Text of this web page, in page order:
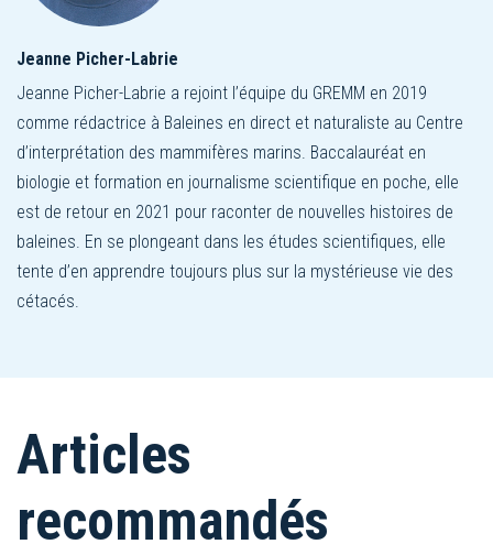
Jeanne Picher-Labrie
Jeanne Picher-Labrie a rejoint l’équipe du GREMM en 2019
comme rédactrice à Baleines en direct et naturaliste au Centre
d’interprétation des mammifères marins. Baccalauréat en
biologie et formation en journalisme scientifique en poche, elle
est de retour en 2021 pour raconter de nouvelles histoires de
baleines. En se plongeant dans les études scientifiques, elle
tente d’en apprendre toujours plus sur la mystérieuse vie des
cétacés.
Articles
recommandés